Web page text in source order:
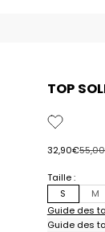
TOP
Prix de vente
32,90€Prix
Taille :
S
M
Guide des
Guide des